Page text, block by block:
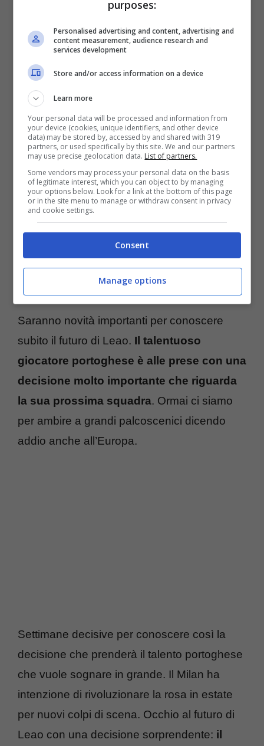
Come svelato dal portale fichajes, il Milan
potrebbe incassare ben 200 milioni di euro
dalla cessione di Leao e Theo Hernandez. Il
portoghese è pronto a firmare con un top
club dell’Arabia Saudita dicendo addio
all’Europa.Una destinazione a sorpresa
per il rossonero che è stato nel mirino
Saranno novità importanti per conoscere
subito il futuro di Leao. Il talentuoso
giocatore portoghese è alle prese con una
decisione molto importante che riguarda
la sua prossima squadra. Ormai ci siamo
per ambire a grandi palcoscenici dicendo
addio anche all’Europa.
Settimane decisive per conoscere così la
decisione che prenderà il talento portoghese
che vuole sognare in grande. Il Milan ha
intenzione di rivoluzionare la rosa in estate
per nuovi colpi di scena. Occhio al futuro di
Leao con una decisione sorprendente: il
purposes:
Personalised advertising and content, advertising and
content measurement, audience research and
services development
Store and/or access information on a device
Learn more
Your personal data will be processed and information from
your device (cookies, unique identifiers, and other device
data) may be stored by, accessed by and shared with 319
partners, or used specifically by this site. We and our partners
may use precise geolocation data. List of partners.
Some vendors may process your personal data on the basis
of legitimate interest, which you can object to by managing
your options below. Look for a link at the bottom of this page
or in the site menu to manage or withdraw consent in privacy
and cookie settings.
Consent
Manage options